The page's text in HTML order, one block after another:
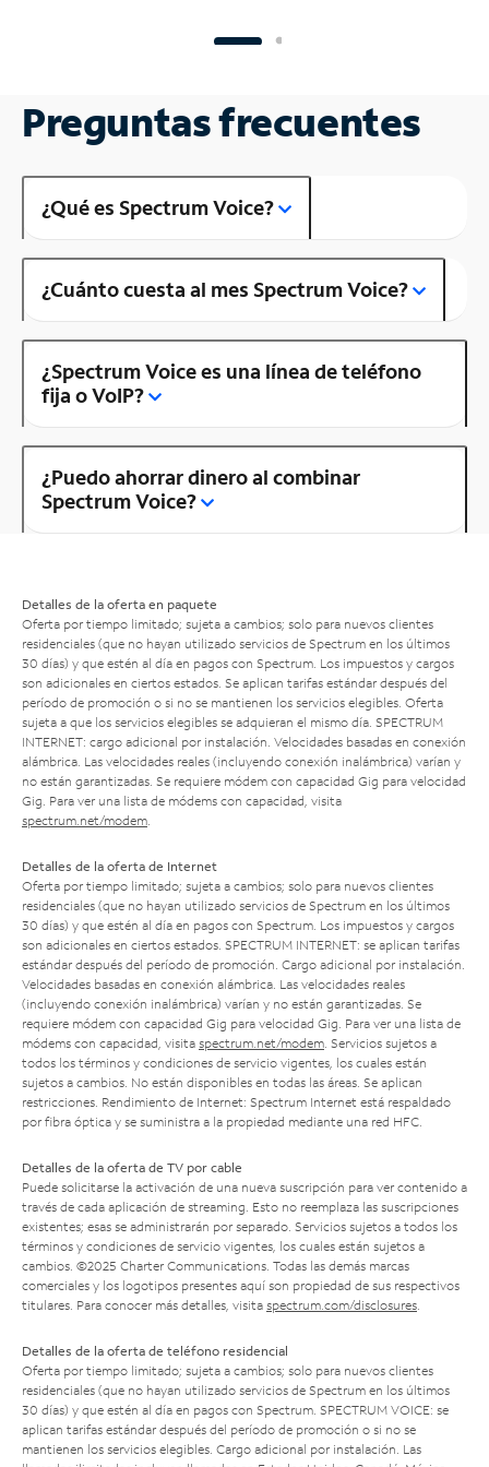
Preguntas frecuentes
¿Qué es Spectrum Voice?
¿Cuánto cuesta al mes Spectrum Voice?
¿Spectrum Voice es una línea de teléfono
fija o VoIP?
¿Puedo ahorrar dinero al combinar
Spectrum Voice?
Detalles de la oferta en paquete
Oferta por tiempo limitado; sujeta a cambios; solo para nuevos clientes
residenciales (que no hayan utilizado servicios de Spectrum en los últimos
30 días) y que estén al día en pagos con Spectrum. Los impuestos y cargos
son adicionales en ciertos estados. Se aplican tarifas estándar después del
período de promoción o si no se mantienen los servicios elegibles. Oferta
sujeta a que los servicios elegibles se adquieran el mismo día. SPECTRUM
INTERNET: cargo adicional por instalación. Velocidades basadas en conexión
alámbrica. Las velocidades reales (incluyendo conexión inalámbrica) varían y
no están garantizadas. Se requiere módem con capacidad Gig para velocidad
Gig. Para ver una lista de módems con capacidad, visita
spectrum.net/modem
Detalles de la oferta de Internet
Oferta por tiempo limitado; sujeta a cambios; solo para nuevos clientes
residenciales (que no hayan utilizado servicios de Spectrum en los últimos
30 días) y que estén al día en pagos con Spectrum. Los impuestos y cargos
son adicionales en ciertos estados. SPECTRUM INTERNET: se aplican tarifas
estándar después del período de promoción. Cargo adicional por instalación.
Velocidades basadas en conexión alámbrica. Las velocidades reales
(incluyendo conexión inalámbrica) varían y no están garantizadas. Se
requiere módem con capacidad Gig para velocidad Gig. Para ver una lista de
módems con capacidad, visita spectrum.net/modem . Servicios sujetos a
todos los términos y condiciones de servicio vigentes, los cuales están
sujetos a cambios. No están disponibles en todas las áreas. Se aplican
restricciones. Rendimiento de Internet: Spectrum Internet está respaldado
por fibra óptica y se suministra a la propiedad mediante una red HFC.
Detalles de la oferta de TV por cable
Puede solicitarse la activación de una nueva suscripción para ver contenido a
través de cada aplicación de streaming. Esto no reemplaza las suscripciones
existentes; esas se administrarán por separado. Servicios sujetos a todos los
términos y condiciones de servicio vigentes, los cuales están sujetos a
cambios. ©2025 Charter Communications. Todas las demás marcas
comerciales y los logotipos presentes aquí son propiedad de sus respectivos
titulares. Para conocer más detalles, visita spectrum.com/disclosures
Detalles de la oferta de teléfono residencial
Oferta por tiempo limitado; sujeta a cambios; solo para nuevos clientes
residenciales (que no hayan utilizado servicios de Spectrum en los últimos
30 días) y que estén al día en pagos con Spectrum. SPECTRUM VOICE: se
aplican tarifas estándar después del período de promoción o si no se
mantienen los servicios elegibles. Cargo adicional por instalación. Las